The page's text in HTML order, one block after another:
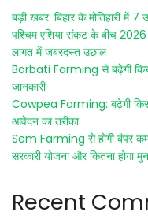
बड़ी खबर: बिहार के मोतिहारी में 7
पश्चिम एशिया संकट के बीच 2026
लागत में जबरदस्त उछाल
Barbati Farming से बढ़ेगी
जानकारी
Cowpea Farming: बढ़ेगी
आवेदन का तरीका
Sem Farming से होगी बंपर
सरकारी योजना और कितना होगा
Recent